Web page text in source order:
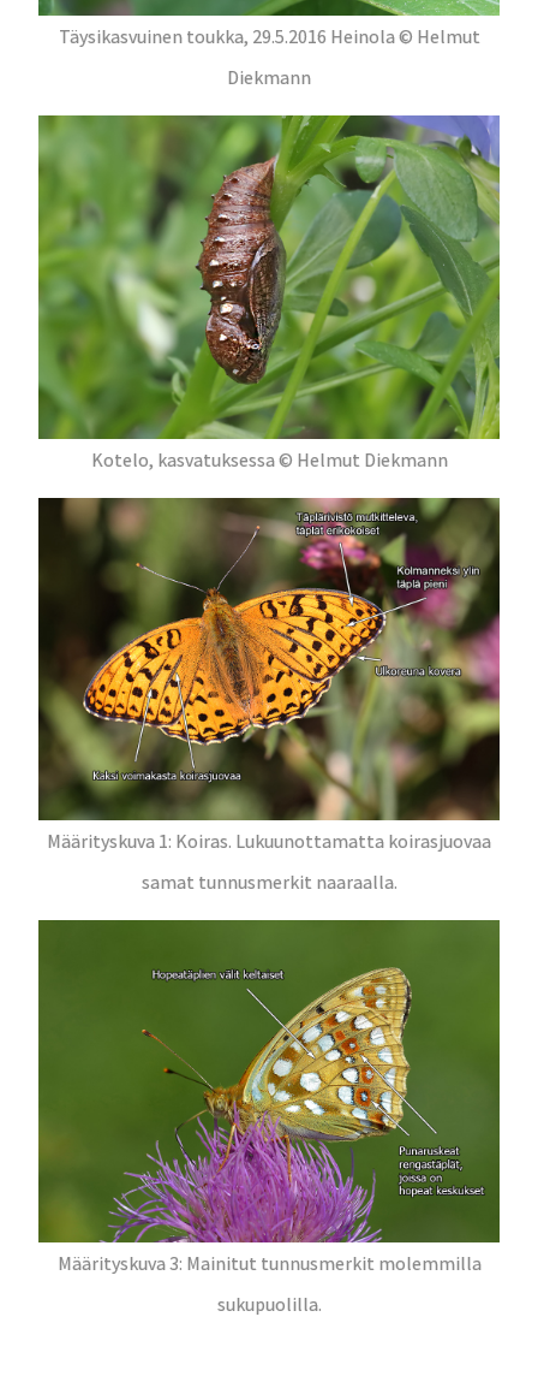
Täysikasvuinen toukka, 29.5.2016 Heinola © Helmut
Diekmann
Kotelo, kasvatuksessa © Helmut Diekmann
Määrityskuva 1: Koiras. Lukuunottamatta koirasjuovaa
samat tunnusmerkit naaraalla.
Määrityskuva 3: Mainitut tunnusmerkit molemmilla
sukupuolilla.